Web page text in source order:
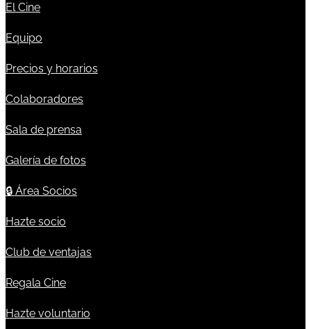
El Cine
Equipo
Precios y horarios
Colaboradores
Sala de prensa
Galería de fotos
🔒 Área Socios
Hazte socio
Club de ventajas
Regala Cine
Hazte voluntario